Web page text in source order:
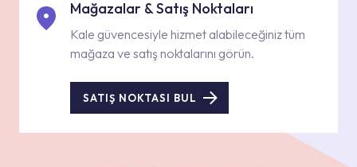
Mağazalar & Satış Noktaları
Kale güvencesiyle hizmet alabileceğiniz tüm
mağaza ve satış noktalarını görün.
SATIŞ NOKTASI BUL